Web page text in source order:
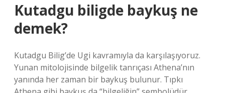
Kutadgu biligde baykuş ne
demek?
Kutadgu Bilig’de Ugi kavramıyla da karşılaşıyoruz.
Yunan mitolojisinde bilgelik tanrıçası Athena’nın
yanında her zaman bir baykuş bulunur. Tıpkı